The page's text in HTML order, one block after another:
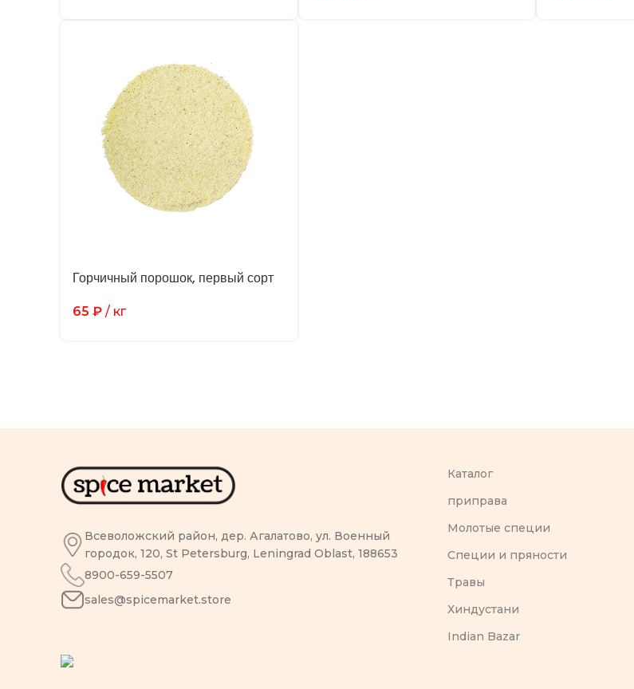
Горчичный порошок, первый сорт
65 ₽ / кг
Всеволожский район, дер. Агалатово, ул. Военный
городок, 120, St Petersburg, Leningrad Oblast, 188653
8900-659-5507
sales@spicemarket.store
Каталог
приправа
Молотые специи
Специи и пряности
Травы
Хиндустани
Indian Bazar